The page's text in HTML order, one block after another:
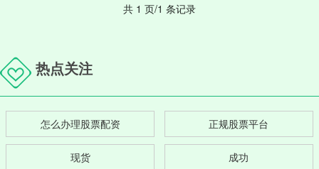
共 1 页/1 条记录
热点关注
怎么办理股票配资 正规股票平台
现货 成功